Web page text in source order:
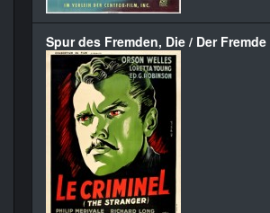
Spur des Fremden, Die / Der Fremde